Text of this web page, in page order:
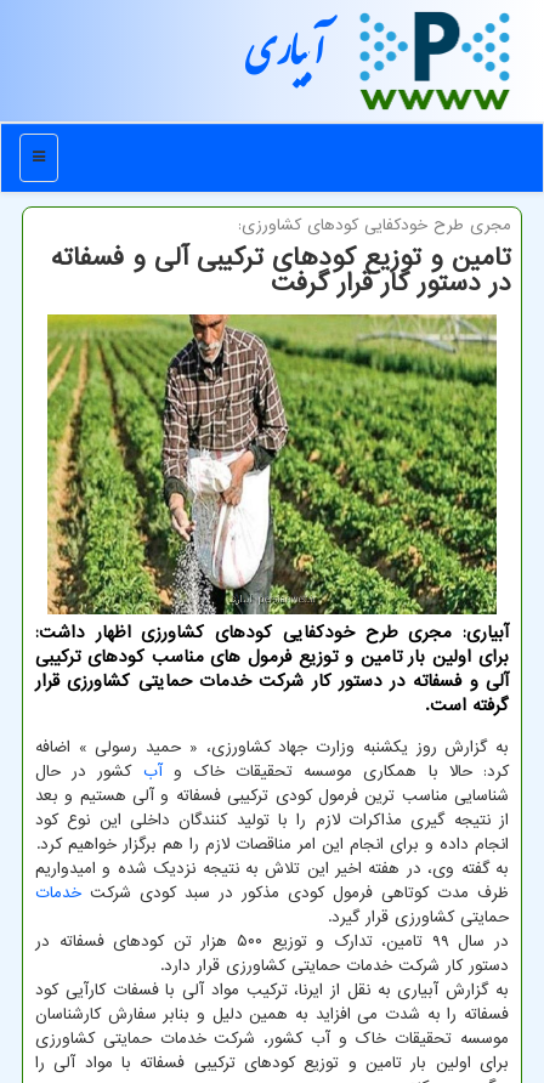
آبیاری
منو
مجری طرح خودكفایی كودهای كشاورزی:
تامین و توزیع كودهای تركیبی آلی و فسفاته
در دستور كار قرار گرفت
آبیاری: مجری طرح خودكفایی كودهای كشاورزی اظهار داشت:
برای اولین بار تامین و توزیع فرمول های مناسب كودهای تركیبی
آلی و فسفاته در دستور كار شركت خدمات حمایتی كشاورزی قرار
گرفته است.
به گزارش روز یکشنبه وزارت جهاد کشاورزی، « حمید رسولی » اضافه
کرد: حالا با همکاری موسسه تحقیقات خاک وآب کشور در حال
شناسایی مناسب ترین فرمول کودی ترکیبی فسفاته و آلی هستیم و بعد
از نتیجه گیری مذاکرات لازم را با تولید کنندگان داخلی این نوع کود
انجام داده و برای انجام این امر مناقصات لازم را هم برگزار خواهیم کرد.
به گفته وی، در هفته اخیر این تلاش به نتیجه نزدیک شده و امیدواریم
ظرف مدت کوتاهی فرمول کودی مذکور در سبد کودی شرکت خدمات
حمایتی کشاورزی قرار گیرد.
در سال ۹۹ تامین، تدارک و توزیع ۵۰۰ هزار تن کودهای فسفاته در
دستور کار شرکت خدمات حمایتی کشاورزی قرار دارد.
به گزارش آبیاری به نقل از ایرنا، ترکیب مواد آلی با فسفات کارآیی کود
فسفاته را به شدت می افزاید به همین دلیل و بنابر سفارش کارشناسان
موسسه تحقیقات خاک و آب کشور، شرکت خدمات حمایتی کشاورزی
برای اولین بار تامین و توزیع کودهای ترکیبی فسفاته با مواد آلی را